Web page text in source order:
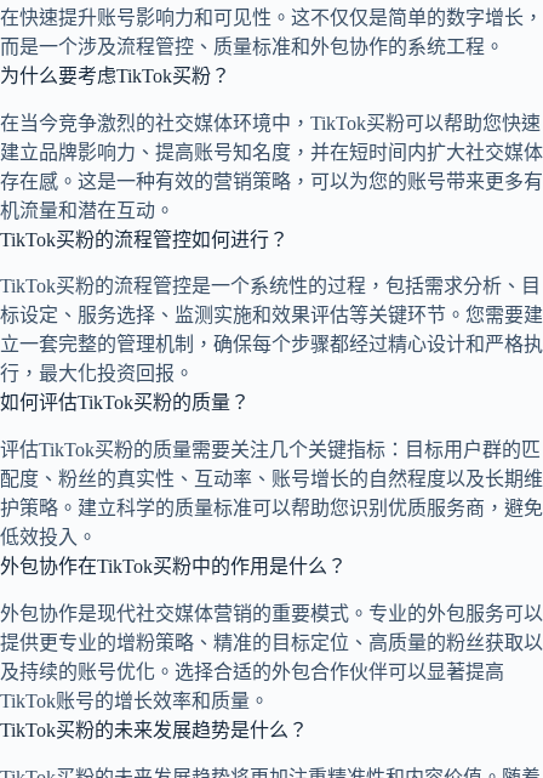
在快速提升账号影响力和可见性。这不仅仅是简单的数字增长，
而是一个涉及流程管控、质量标准和外包协作的系统工程。
为什么要考虑TikTok买粉？
在当今竞争激烈的社交媒体环境中，TikTok买粉可以帮助您快速
建立品牌影响力、提高账号知名度，并在短时间内扩大社交媒体
存在感。这是一种有效的营销策略，可以为您的账号带来更多有
机流量和潜在互动。
TikTok买粉的流程管控如何进行？
TikTok买粉的流程管控是一个系统性的过程，包括需求分析、目
标设定、服务选择、监测实施和效果评估等关键环节。您需要建
立一套完整的管理机制，确保每个步骤都经过精心设计和严格执
行，最大化投资回报。
如何评估TikTok买粉的质量？
评估TikTok买粉的质量需要关注几个关键指标：目标用户群的匹
配度、粉丝的真实性、互动率、账号增长的自然程度以及长期维
护策略。建立科学的质量标准可以帮助您识别优质服务商，避免
低效投入。
外包协作在TikTok买粉中的作用是什么？
外包协作是现代社交媒体营销的重要模式。专业的外包服务可以
提供更专业的增粉策略、精准的目标定位、高质量的粉丝获取以
及持续的账号优化。选择合适的外包合作伙伴可以显著提高
TikTok账号的增长效率和质量。
TikTok买粉的未来发展趋势是什么？